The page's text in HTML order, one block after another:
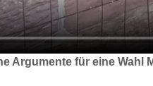
Argumente für eine Wahl